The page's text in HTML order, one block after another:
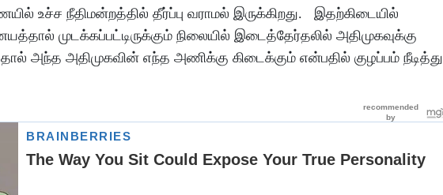
உச்ச நீதிமன்றத்தில் தீர்ப்பு வராமல் இருக்கிறது. இதற்கிடையில்
முடக்கப்பட்டிருக்கும் நிலையில் இடைத்தேர்தலில் அதிமுகவுக்கு
அந்த அதிமுகவின் எந்த அணிக்கு கிடைக்கும் என்பதில் குழப்பம் நீடித்து